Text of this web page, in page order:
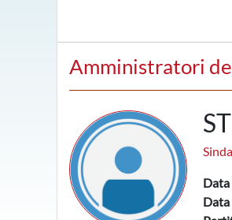
Amministratori
Data
Data